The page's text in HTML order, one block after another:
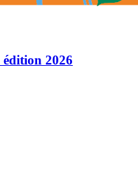
édition 2026